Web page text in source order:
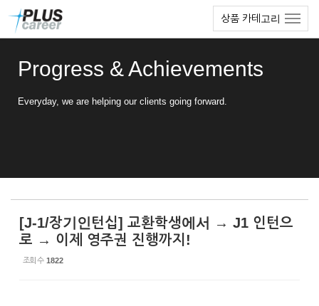
상품 카테고리
Progress & Achievements
Everyday, we are helping our clients going forward.
[J-1/장기인턴십] 교환학생에서 → J1 인턴으
로 → 이제 영주권 진행까지!
조회 수 1822